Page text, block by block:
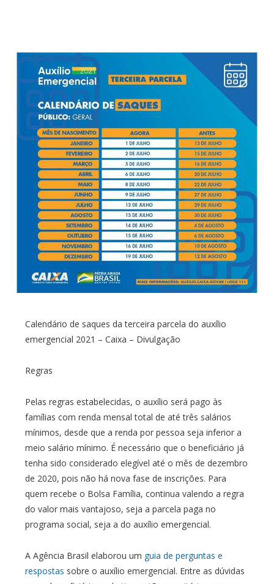
Calendário de saques da terceira parcela do auxílio
emergencial 2021 – Caixa – Divulgação
Regras
Pelas regras estabelecidas, o auxílio será pago às
famílias com renda mensal total de até três salários
mínimos, desde que a renda por pessoa seja inferior a
meio salário mínimo. É necessário que o beneficiário já
tenha sido considerado elegível até o mês de dezembro
de 2020, pois não há nova fase de inscrições. Para
quem recebe o Bolsa Família, continua valendo a regra
do valor mais vantajoso, seja a parcela paga no
programa social, seja a do auxílio emergencial.
A Agência Brasil elaborou um guia de perguntas e
respostas sobre o auxílio emergencial. Entre as dúvidas